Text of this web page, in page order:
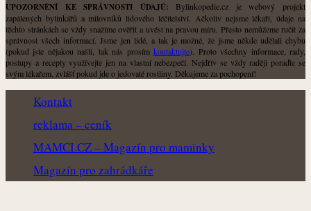
UPOZORNĚNÍ KE SPRÁVNOSTI ÚDAJŮ: Bylinkopedie.cz je webový projekt
zapálených bylinkářů a milovníků lidového léčitelství. Ačkoliv nejsme lékaři, údaje na
těchto stránkách se vždy snažíme ověřit a uvést na pravou míru. Přesto nemůžeme ručit za
správnost všech informací. Jsme jen lidé, a tak je možné, že jsme někde udělali chybu
(pokud jste nějakou našli, tak nás prosímkontaktujte). Proto všechny informace, rady,
postupy a recepty využívejte jen na vlastní nebezpečí. Nejdřív se vždy raději poraďte se
svým lékařem, zvlášť pokud jde o jedovaté rostliny. Děkujeme za pochopení!
Kontakt
reklama – ceník
MAMCI.CZ – Magazín pro maminky
Magazín pro zahrádkáře